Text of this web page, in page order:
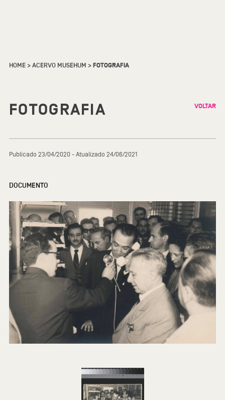
HOME>ACERVO MUSEHUM >FOTOGRAFIA
FOTOGRAFIA VOLTAR
Publicado 23/04/2020 - Atualizado 24/06/2021
DOCUMENTO